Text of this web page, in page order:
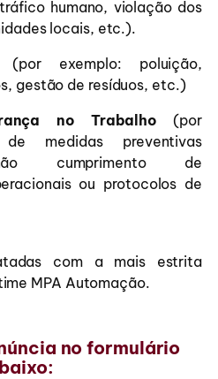
humano, violação dos
locais, etc.).
(por exemplo: poluição,
gestão de resíduos, etc.)
no Trabalho (por
medidas preventivas
cumprimento de
ou protocolos de
com a mais estrita
MPA Automação.
no formulário